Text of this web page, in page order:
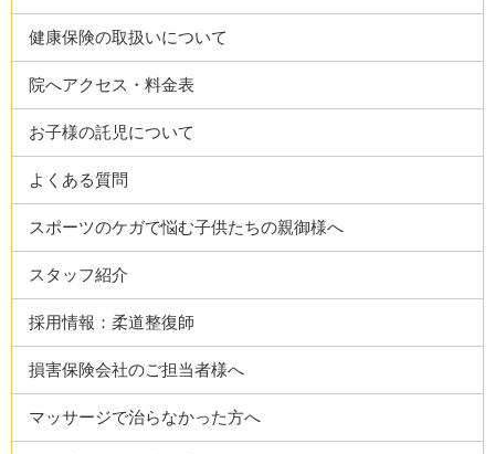
健康保険の取扱いについて
院へアクセス・料金表
お子様の託児について
よくある質問
スポーツのケガで悩む子供たちの親御様へ
スタッフ紹介
採用情報：柔道整復師
損害保険会社のご担当者様へ
マッサージで治らなかった方へ